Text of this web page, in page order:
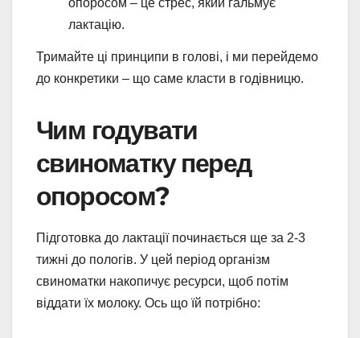
опоросом – це стрес, який гальмує
лактацію.
Тримайте ці принципи в голові, і ми перейдемо
до конкретики – що саме класти в годівницю.
Чим годувати
свиноматку перед
опоросом?
Підготовка до лактації починається ще за 2-3
тижні до пологів. У цей період організм
свиноматки накопичує ресурси, щоб потім
віддати їх молоку. Ось що їй потрібно: